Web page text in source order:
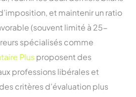
et maintenir un ratio
(souvent limité à 25-
spécialisés comme
Plusproposent des
professions libérales et
critères d’évaluation plus